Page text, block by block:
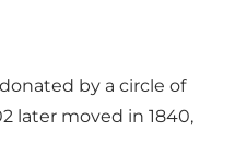
by a circle of
later moved in 1840,